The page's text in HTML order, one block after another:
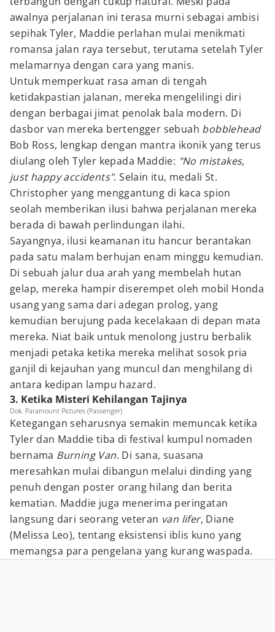
awalnya perjalanan ini terasa murni sebagai ambisi
sepihak Tyler, Maddie perlahan mulai menikmati
romansa jalan raya tersebut, terutama setelah Tyler
melamarnya dengan cara yang manis.
Untuk memperkuat rasa aman di tengah
ketidakpastian jalanan, mereka mengelilingi diri
dengan berbagai jimat penolak bala modern. Di
dasbor van mereka bertengger sebuah bobblehead
Bob Ross, lengkap dengan mantra ikonik yang terus
diulang oleh Tyler kepada Maddie: "No mistakes,
just happy accidents". Selain itu, medali St.
Christopher yang menggantung di kaca spion
seolah memberikan ilusi bahwa perjalanan mereka
berada di bawah perlindungan ilahi.
Sayangnya, ilusi keamanan itu hancur berantakan
pada satu malam berhujan enam minggu kemudian.
Di sebuah jalur dua arah yang membelah hutan
gelap, mereka hampir diserempet oleh mobil Honda
usang yang sama dari adegan prolog, yang
kemudian berujung pada kecelakaan di depan mata
mereka. Niat baik untuk menolong justru berbalik
menjadi petaka ketika mereka melihat sosok pria
ganjil di kejauhan yang muncul dan menghilang di
antara kedipan lampu hazard.
3. Ketika Misteri Kehilangan Tajinya
Dok. Paramount Pictures (Passenger)
Ketegangan seharusnya semakin memuncak ketika
Tyler dan Maddie tiba di festival kumpul nomaden
bernama Burning Van. Di sana, suasana
meresahkan mulai dibangun melalui dinding yang
penuh dengan poster orang hilang dan berita
kematian. Maddie juga menerima peringatan
langsung dari seorang veteran van lifer, Diane
(Melissa Leo), tentang eksistensi iblis kuno yang
memangsa para pengelana yang kurang waspada.